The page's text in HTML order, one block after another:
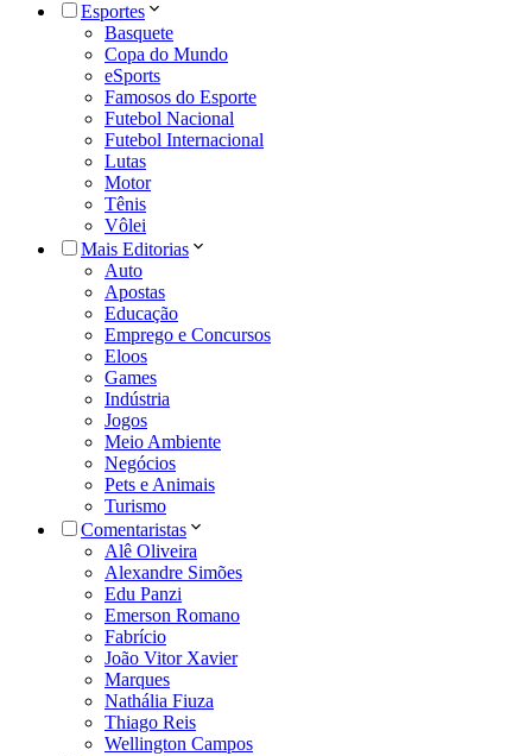
Esportes
Basquete
Copa do Mundo
eSports
Famosos do Esporte
Futebol Nacional
Futebol Internacional
Lutas
Motor
Tênis
Vôlei
Mais Editorias
Auto
Apostas
Educação
Emprego e Concursos
Eloos
Games
Indústria
Jogos
Meio Ambiente
Negócios
Pets e Animais
Turismo
Comentaristas
Alê Oliveira
Alexandre Simões
Edu Panzi
Emerson Romano
Fabrício
João Vitor Xavier
Marques
Nathália Fiuza
Thiago Reis
Wellington Campos